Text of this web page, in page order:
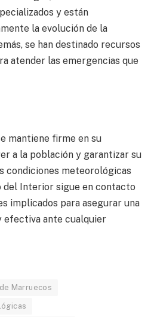
y están
la evolución de la
se han destinado recursos
atender las emergencias que
mantiene firme en su
a la población y garantizar su
condiciones meteorológicas
Interior sigue en contacto
implicados para asegurar una
efectiva ante cualquier
Marruecos